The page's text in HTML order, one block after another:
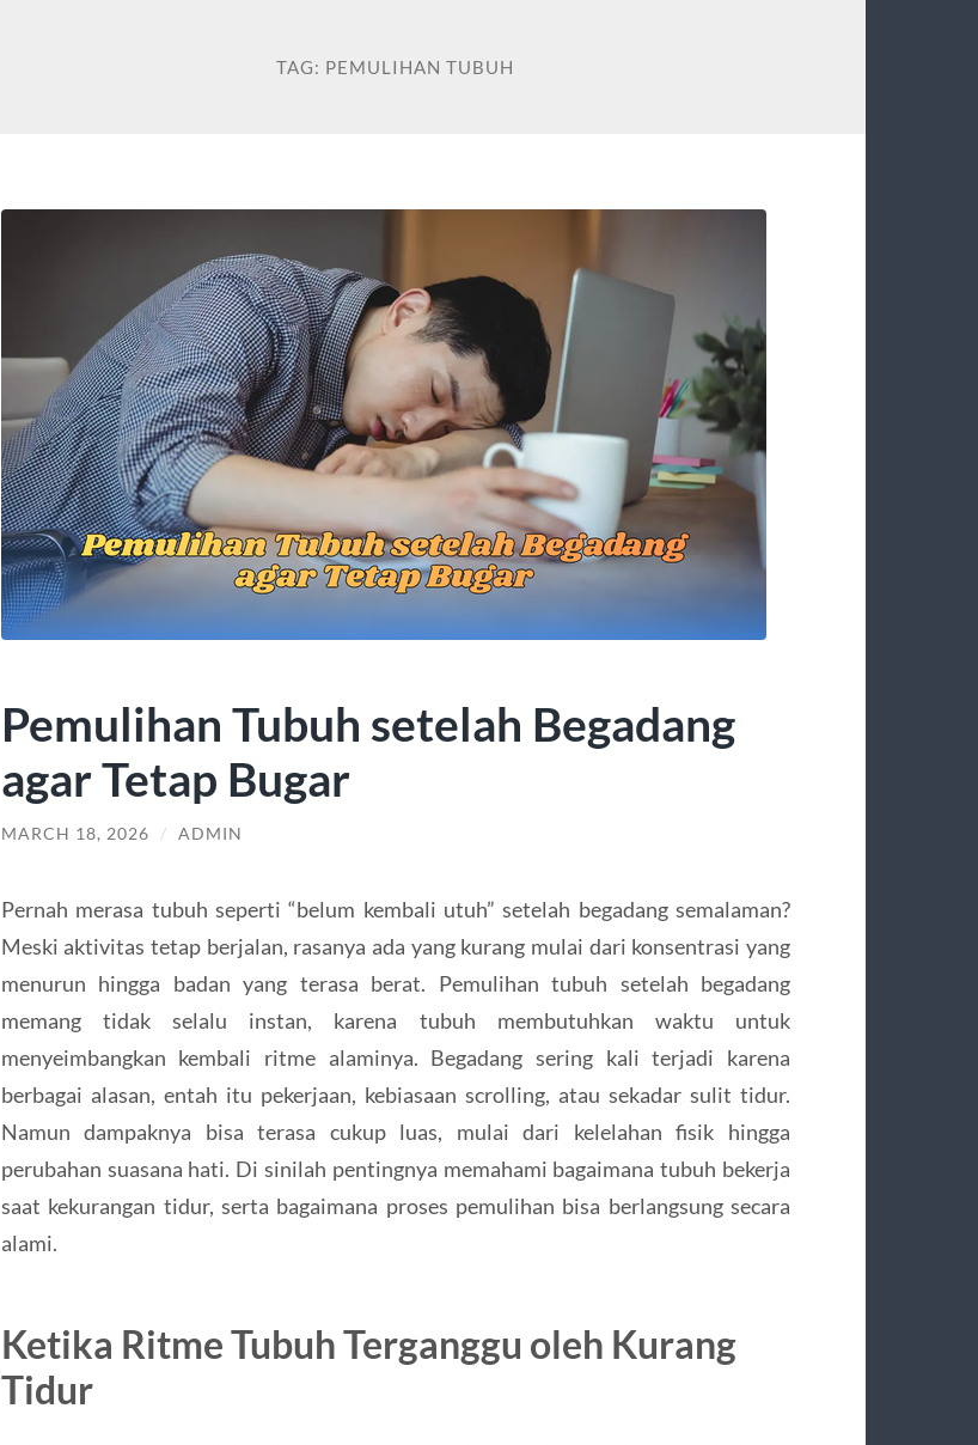
TAG: PEMULIHAN TUBUH
Pemulihan Tubuh setelah Begadang
agar Tetap Bugar
MARCH 18, 2026 / ADMIN
Pernah merasa tubuh seperti “belum kembali utuh” setelah begadang semalaman?
Meski aktivitas tetap berjalan, rasanya ada yang kurang mulai dari konsentrasi yang
menurun hingga badan yang terasa berat. Pemulihan tubuh setelah begadang
memang tidak selalu instan, karena tubuh membutuhkan waktu untuk
menyeimbangkan kembali ritme alaminya. Begadang sering kali terjadi karena
berbagai alasan, entah itu pekerjaan, kebiasaan scrolling, atau sekadar sulit tidur.
Namun dampaknya bisa terasa cukup luas, mulai dari kelelahan fisik hingga
perubahan suasana hati. Di sinilah pentingnya memahami bagaimana tubuh bekerja
saat kekurangan tidur, serta bagaimana proses pemulihan bisa berlangsung secara
alami.
Ketika Ritme Tubuh Terganggu oleh Kurang
Tidur